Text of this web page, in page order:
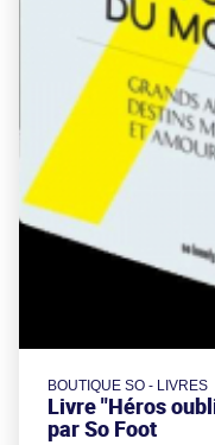
BOUTIQUE SO - LIVRES
Livre "Héros
par So Foot